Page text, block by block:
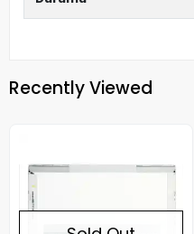
Recently Viewed